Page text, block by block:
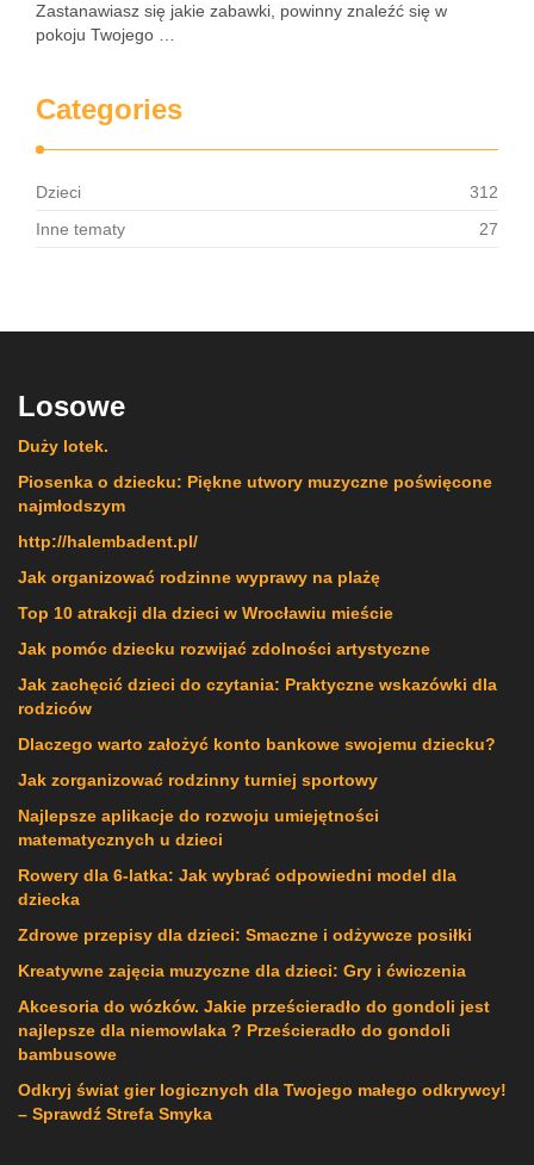
Zastanawiasz się jakie zabawki, powinny znaleźć się w
pokoju Twojego …
Categories
Dzieci
312
Inne tematy
27
Losowe
Duży lotek.
Piosenka o dziecku: Piękne utwory muzyczne poświęcone
najmłodszym
http://halembadent.pl/
Jak organizować rodzinne wyprawy na plażę
Top 10 atrakcji dla dzieci w Wrocławiu mieście
Jak pomóc dziecku rozwijać zdolności artystyczne
Jak zachęcić dzieci do czytania: Praktyczne wskazówki dla
rodziców
Dlaczego warto założyć konto bankowe swojemu dziecku?
Jak zorganizować rodzinny turniej sportowy
Najlepsze aplikacje do rozwoju umiejętności
matematycznych u dzieci
Rowery dla 6-latka: Jak wybrać odpowiedni model dla
dziecka
Zdrowe przepisy dla dzieci: Smaczne i odżywcze posiłki
Kreatywne zajęcia muzyczne dla dzieci: Gry i ćwiczenia
Akcesoria do wózków. Jakie prześcieradło do gondoli jest
najlepsze dla niemowlaka ? Prześcieradło do gondoli
bambusowe
Odkryj świat gier logicznych dla Twojego małego odkrywcy!
– Sprawdź Strefa Smyka